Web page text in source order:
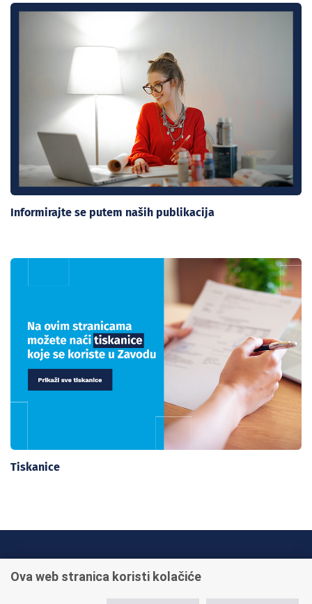
Informirajte se putem naših publikacija
Tiskanice
+385 1 45 95 011
Ova web stranica koristi kolačiće